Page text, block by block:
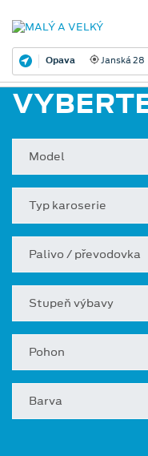
Opava Janská 28
Model
Typ karoserie
Palivo / převodovka
Stupeň výbavy
Pohon
Barva